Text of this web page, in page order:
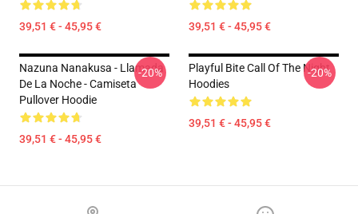
39,51 € - 45,95 € 39,51 € - 45,95 €
Nazuna Nanakusa - Llamada
De La Noche - Camiseta
Pullover Hoodie
39,51 € - 45,95 €
-20%
Playful Bite Call Of The Night
Hoodies
39,51 € - 45,95 €
-20%